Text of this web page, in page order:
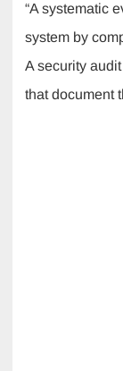
“A systematic
system by
A security
that document